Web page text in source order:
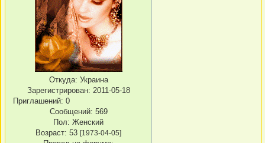
Откуда: Украина
Зарегистрирован: 2011-05-18
Приглашений: 0
Сообщений: 569
Пол: Женский
Возраст: 53 [1973-04-05]